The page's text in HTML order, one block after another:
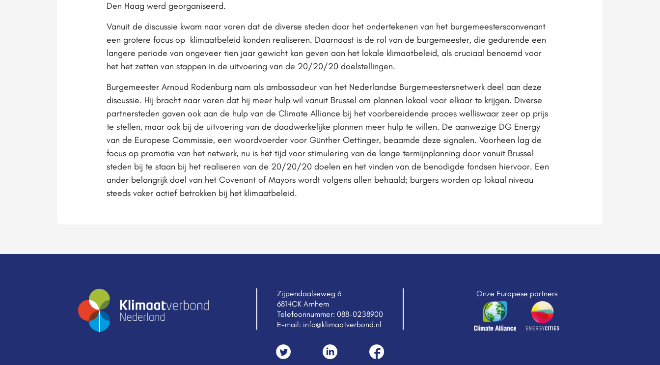
Den Haag werd georganiseerd.
Vanuit de discussie kwam naar voren dat de diverse steden door het ondertekenen van het burgemeestersconvenant
een grotere focus op klimaatbeleid konden realiseren. Daarnaast is de rol van de burgemeester, die gedurende een
langere periode van ongeveer tien jaar gewicht kan geven aan het lokale klimaatbeleid, als cruciaal benoemd voor
het het zetten van stappen in de uitvoering van de 20/20/20 doelstellingen.
Burgemeester Arnoud Rodenburg nam als ambassadeur van het Nederlandse Burgemeestersnetwerk deel aan deze
discussie. Hij bracht naar voren dat hij meer hulp wil vanuit Brussel om plannen lokaal voor elkaar te krijgen. Diverse
partnersteden gaven ook aan de hulp van de Climate Alliance bij het voorbereidende proces welliswaar zeer op prijs
te stellen, maar ook bij de uitvoering van de daadwerkelijke plannen meer hulp te willen. De aanwezige DG Energy
van de Europese Commissie, een woordvoerder voor Günther Oettinger, beaamde deze signalen. Voorheen lag de
focus op promotie van het netwerk, nu is het tijd voor stimulering van de lange termijnplanning door vanuit Brussel
steden bij te staan bij het realiseren van de 20/20/20 doelen en het vinden van de benodigde fondsen hiervoor. Een
ander belangrijk doel van het Covenant of Mayors wordt volgens allen behaald; burgers worden op lokaal niveau
steeds vaker actief betrokken bij het klimaatbeleid.
Zijpendaalseweg 6
6814CK Arnhem
Telefoonnummer: 088-0238900
E-mail: info@klimaatverbond.nl
Onze Europese partners